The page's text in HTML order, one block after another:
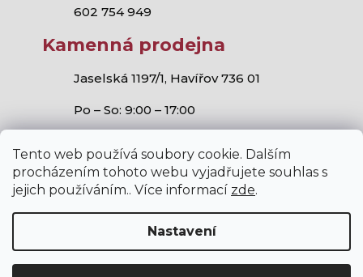
Tento web používá soubory cookie. Dalším
procházením tohoto webu vyjadřujete souhlas s
jejich používáním.. Více informací zde.
Nastavení
602 754 949
Kamenná prodejna
Jaselská 1197/1, Havířov 736 01
Po – So: 9:00 – 17:00
Stramis.cz všechna práva vyhrazena.
Studio S!cka